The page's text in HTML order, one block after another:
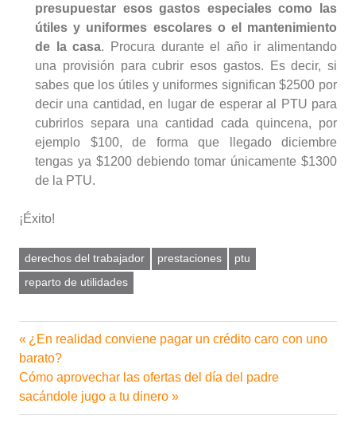
presupuestar esos gastos especiales como las
útiles y uniformes escolares o el mantenimiento
de la casa. Procura durante el año ir alimentando
una provisión para cubrir esos gastos. Es decir, si
sabes que los útiles y uniformes significan $2500 por
decir una cantidad, en lugar de esperar al PTU para
cubrirlos separa una cantidad cada quincena, por
ejemplo $100, de forma que llegado diciembre
tengas ya $1200 debiendo tomar únicamente $1300
de la PTU.
¡Éxito!
derechos del trabajador prestaciones
ptu
reparto de utilidades
Navegación
de
entradas
Entrada
anterior:
¿En realidad conviene pagar un crédito caro con uno
barato?
Siguiente
entrada:
Cómo aprovechar las ofertas del día del padre
sacándole jugo a tu dinero